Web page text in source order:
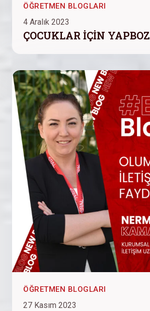
ÖĞRETMEN BLOGLARI
4 Aralık 2023
ÇOCUKLAR İÇİN YAPBOZ
ÖĞRETMEN BLOGLARI
27 Kasım 2023